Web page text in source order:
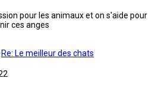
pour les animaux et on s'aide pour
ces anges
Re: Le meilleur des chats